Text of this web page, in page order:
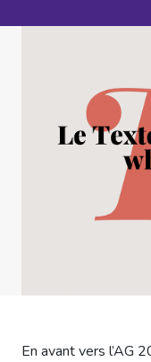
En avant vers l’AG